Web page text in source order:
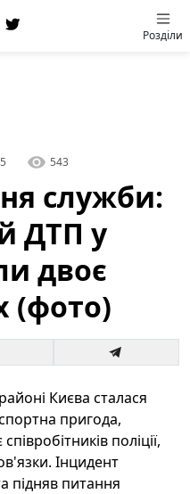
Розділи
543
служби:
ДТП у
двоє
(фото)
Києва сталася
пригода,
поліції,
Інцидент
підняв питання